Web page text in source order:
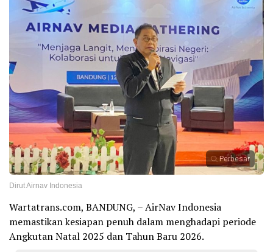
Perbesar
Dirut Airnav Indonesia
Wartatrans.com, BANDUNG, – AirNav Indonesia
memastikan kesiapan penuh dalam menghadapi periode
Angkutan Natal 2025 dan Tahun Baru 2026.